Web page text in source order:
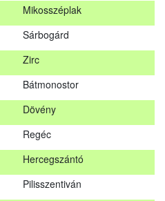
Mikosszéplak
Sárbogárd
Zirc
Bátmonostor
Dövény
Regéc
Hercegszántó
Pilisszentiván
Sárbogárd
Zirc
Bátmonostor